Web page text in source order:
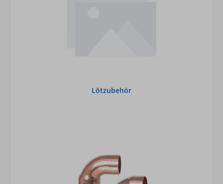
Lötzubehör